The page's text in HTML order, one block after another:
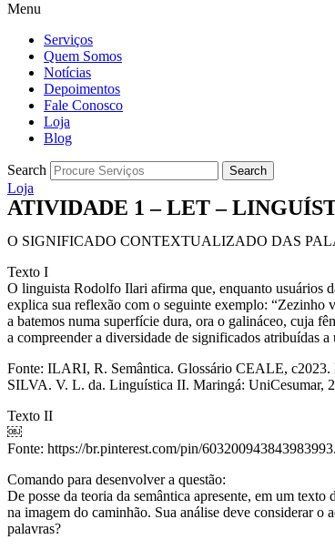
Menu
Serviços
Quem Somos
Notícias
Depoimentos
Fale Conosco
Loja
Blog
Search Search
Loja
ATIVIDADE 1 – LET –
O SIGNIFICADO CONTEXTUALIZADO DAS
Texto I
O linguista Rodolfo Ilari afirma que, enquanto usuários
explica sua reflexão com o seguinte exemplo: “Zezinho
a batemos numa superfície dura, ora o galináceo, cuja
a compreender a diversidade de significados atribuídas
Fonte: ILARI, R. Semântica. Glossário CEALE, c2023.
SILVA. V. L. da. Linguística II. Maringá: UniCesumar,
Texto II
￼
Fonte: https://br.pinterest.com/pin/
Comando para desenvolver a questão:
De posse da teoria da semântica apresente, em um
na imagem do caminhão. Sua análise deve considerar o
palavras?